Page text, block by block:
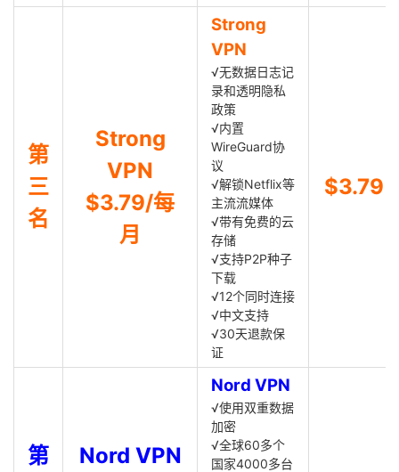
第
三
名
Strong
VPN
$3.79/每
月
Strong
VPN
√无数据日志记
录和透明隐私
政策
√内置
WireGuard协
议
√解锁Netflix等
主流流媒体
√带有免费的云
存储
√支持P2P种子
下载
√12个同时连接
√中文支持
√30天退款保
证
$3.79
第
Nord VPN
Nord VPN
√使用双重数据
加密
√全球60多个
国家4000多台